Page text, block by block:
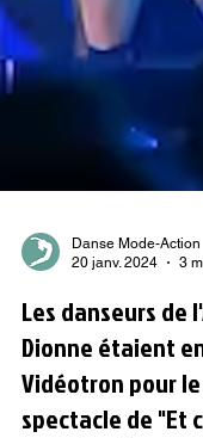
20 janv. 2024
3
Les danseurs de
Dionne étaient
Vidéotron pour